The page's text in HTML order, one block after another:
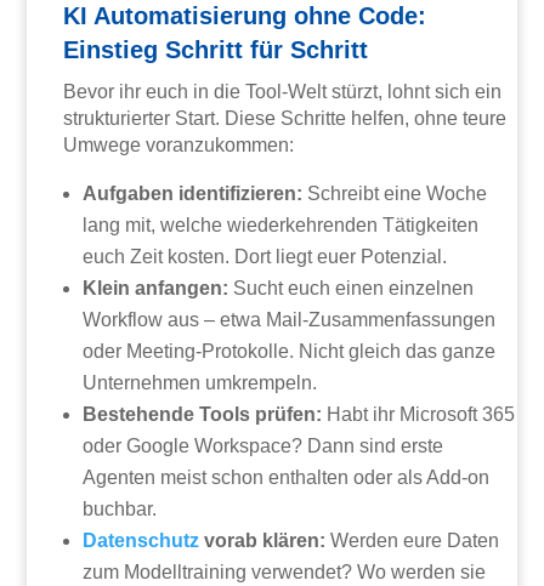
KI Automatisierung ohne Code:
Einstieg Schritt für Schritt
Bevor ihr euch in die Tool-Welt stürzt, lohnt sich ein
strukturierter Start. Diese Schritte helfen, ohne teure
Umwege voranzukommen:
Aufgaben identifizieren: Schreibt eine Woche
lang mit, welche wiederkehrenden Tätigkeiten
euch Zeit kosten. Dort liegt euer Potenzial.
Klein anfangen: Sucht euch einen einzelnen
Workflow aus – etwa Mail-Zusammenfassungen
oder Meeting-Protokolle. Nicht gleich das ganze
Unternehmen umkrempeln.
Bestehende Tools prüfen: Habt ihr Microsoft 365
oder Google Workspace? Dann sind erste
Agenten meist schon enthalten oder als Add-on
buchbar.
Datenschutz vorab klären: Werden eure Daten
zum Modelltraining verwendet? Wo werden sie